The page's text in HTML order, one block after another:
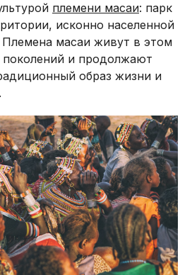
племени масаи: парк
исконно населенной
масаи живут в этом
поколений и продолжают
образ жизни и